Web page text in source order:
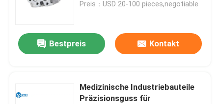
Dienstleistungen
Preis：USD 20-100 pieces,negotiable
Bestpreis Kontakt
Medizinische Industriebauteile
Präzisionsguss für